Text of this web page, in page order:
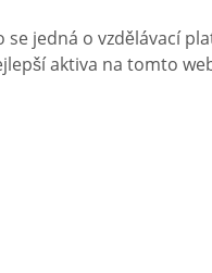
jedná o vzdělávací
aktiva na tomto